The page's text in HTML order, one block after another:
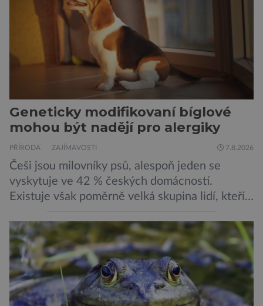
Geneticky modifikovaní bíglové
mohou být nadějí pro alergiky
PŘÍRODA ZAJÍMAVOSTI 7.8.2026
Češi jsou milovníky psů, alespoň jeden se
vyskytuje ve 42 % českých domácností.
Existuje však poměrně velká skupina lidí, kteří
jsou alergičtí. Jejich imunitní systém
přecitlivěle reaguje na proteiny obsažené v
psích slinách, potu, moči a šupinkách kůže,
zachycených v srsti. Vědci nyní geneticky
upravili psy, aby […]